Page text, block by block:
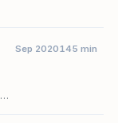
Sep 2020145 min